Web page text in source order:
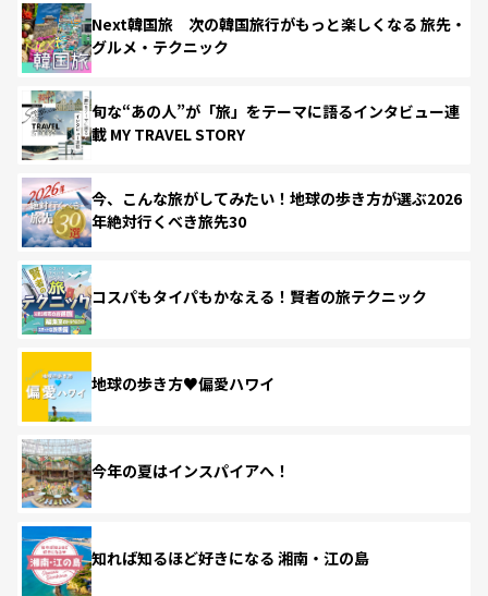
Next韓国旅 次の韓国旅行がもっと楽しくなる 旅先・
グルメ・テクニック
旬な“あの人”が「旅」をテーマに語るインタビュー連
載 MY TRAVEL STORY
今、こんな旅がしてみたい！地球の歩き方が選ぶ2026
年絶対行くべき旅先30
コスパもタイパもかなえる！賢者の旅テクニック
地球の歩き方♥偏愛ハワイ
今年の夏はインスパイアへ！
知れば知るほど好きになる 湘南・江の島